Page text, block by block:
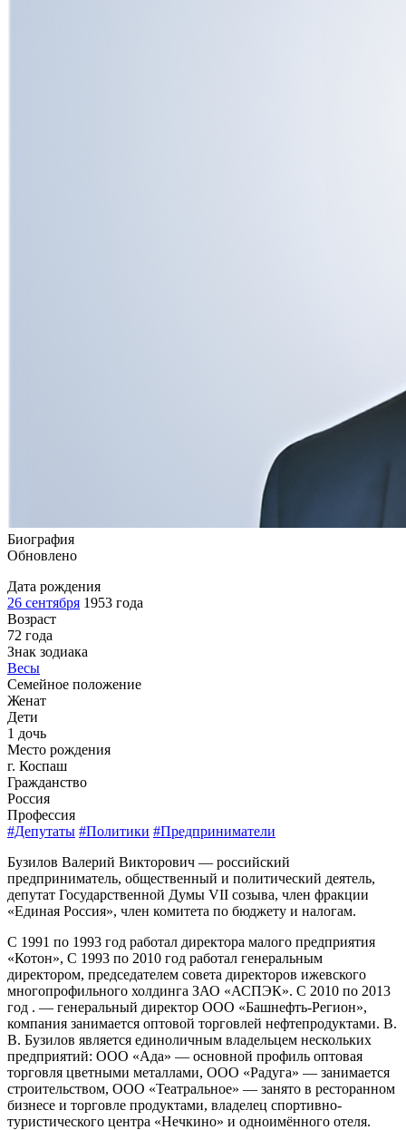
Биография
Обновлено
Дата рождения
26 сентября 1953 года
Возраст
72 года
Знак зодиака
Весы
Семейное положение
Женат
Дети
1 дочь
Место рождения
г. Коспаш
Гражданство
Россия
Профессия
#Депутаты #Политики #Предприниматели
Бузилов Валерий Викторович — российский
предприниматель, общественный и политический деятель,
депутат Государственной Думы VII созыва, член фракции
«Единая Россия», член комитета по бюджету и налогам.
С 1991 по 1993 год работал директора малого предприятия
«Котон», С 1993 по 2010 год работал генеральным
директором, председателем совета директоров ижевского
многопрофильного холдинга ЗАО «АСПЭК». С 2010 по 2013
год . — генеральный директор ООО «Башнефть-Регион»,
компания занимается оптовой торговлей нефтепродуктами. В.
В. Бузилов является единоличным владельцем нескольких
предприятий: ООО «Ада» — основной профиль оптовая
торговля цветными металлами, ООО «Радуга» — занимается
строительством, ООО «Театральное» — занято в ресторанном
бизнесе и торговле продуктами, владелец спортивно-
туристического центра «Нечкино» и одноимённого отеля.